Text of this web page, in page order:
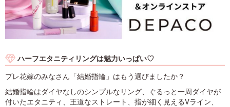
ハーフエタニティリングは魅力いっぱい♡
プレ花嫁のみなさん「結婚指輪」はもう選びましたか？
結婚指輪はダイヤなしのシンプルなリング、ぐるっと一周ダイヤが
付いたエタニティ、王道なストレート、指が細く見えるVライン、